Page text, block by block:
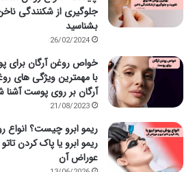
جلوگیری از شکنندگی
بشناسید
26/02/2024
خواص روغن آرگان برای
با مهمترین ویژگی های
آرگان بر روی پوست آشنا
21/08/2023
ریمو ابرو چیست؟
ریمو ابرو یا پاک کردن تاتو
عوراض آن